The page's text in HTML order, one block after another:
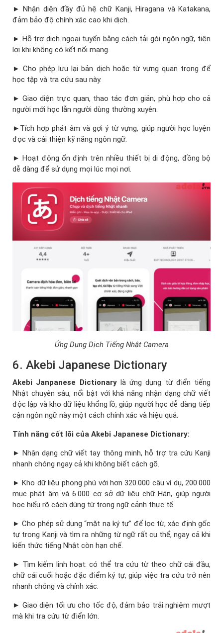
► Nhận diện đầy đủ hệ chữ Kanji, Hiragana và Katakana,
đảm bảo độ chính xác cao khi dịch.
► Hỗ trợ dịch ngoại tuyến bằng cách tải gói ngôn ngữ, tiện
lợi khi không có kết nối mạng.
► Cho phép lưu lại bản dịch hoặc từ vựng quan trọng để
học tập và tra cứu sau này.
► Giao diện trực quan, thao tác đơn giản, phù hợp cho cả
người mới học lẫn người dùng thường xuyên.
►Tích hợp phát âm và gợi ý từ vựng, giúp người học luyện
đọc và cải thiện kỹ năng ngôn ngữ.
► Hoạt động ổn định trên nhiều thiết bị di động, đồng bộ
dễ dàng để sử dụng mọi lúc mọi nơi.
Ứng Dụng Dịch Tiếng Nhật Camera
6. Akebi Japanese Dictionary
Akebi Janpanese Dictionarylà ứng dụng từ điển tiếng
Nhật chuyên sâu, nổi bật với khả năng nhận dạng chữ viết
độc lập và kho dữ liệu khổng lồ, giúp người học dễ dàng tiếp
cận ngôn ngữ này một cách chính xác và hiệu quả.
Tính năng cốt lõi của Akebi Japanese Dictionary:
► Nhận dạng chữ viết tay thông minh, hỗ trợ tra cứu Kanji
nhanh chóng ngay cả khi không biết cách gõ.
► Kho dữ liệu phong phú với hơn 320.000 câu ví dụ, 200.000
mục phát âm và 6.000 cơ sở dữ liệu chữ Hán, giúp người
học hiểu rõ cách dùng từ trong ngữ cảnh thực tế.
► Cho phép sử dụng “mặt nạ ký tự” để lọc từ, xác định gốc
tự trong Kanji và tìm ra những từ ngữ rất cụ thể, ngay cả khi
kiến thức tiếng Nhật còn hạn chế.
► Tìm kiếm linh hoạt: có thể tra cứu từ theo chữ cái đầu,
chữ cái cuối hoặc đặc điểm ký tự, giúp việc tra cứu trở nên
nhanh chóng và chính xác.
► Giao diện tối ưu cho tốc độ, đảm bảo trải nghiệm mượt
mà khi tra cứu từ điển lớn.